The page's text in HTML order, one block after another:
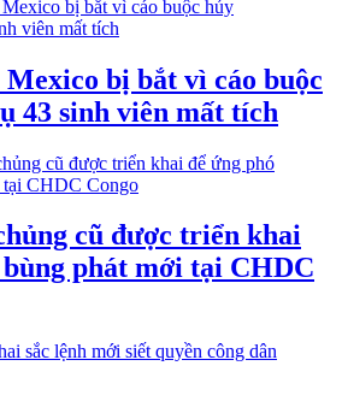
bị bắt vì cáo buộc
43 sinh viên mất tích
cũ được triển khai
phát mới tại CHDC